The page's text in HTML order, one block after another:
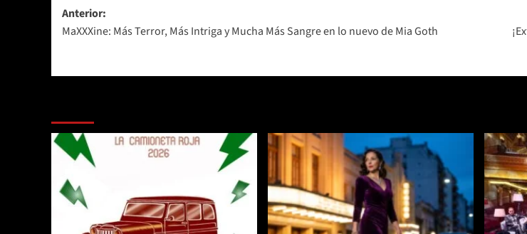
Navegación
de
Anterior:
MaXXXine: Más Terror, Más Intriga y Mucha Más Sangre en lo nuevo de Mia Goth